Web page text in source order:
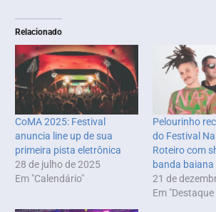
Relacionado
CoMA 2025: Festival
anuncia line up de sua
primeira pista eletrônica
28 de julho de 2025
Em "Calendário"
Pelourinho
do Festival
Roteiro com
banda
21 de
Em